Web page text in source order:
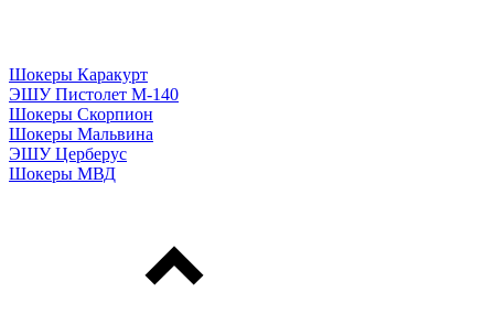
Шокеры Каракурт
ЭШУ Пистолет М-140
Шокеры Скорпион
Шокеры Мальвина
ЭШУ Церберус
Шокеры МВД